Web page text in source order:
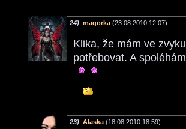
24) magorka (23.08.2010 12:07)
Klika, že mám ve
potřebovat. A
23) Alaska (18.08.2010 18:59)